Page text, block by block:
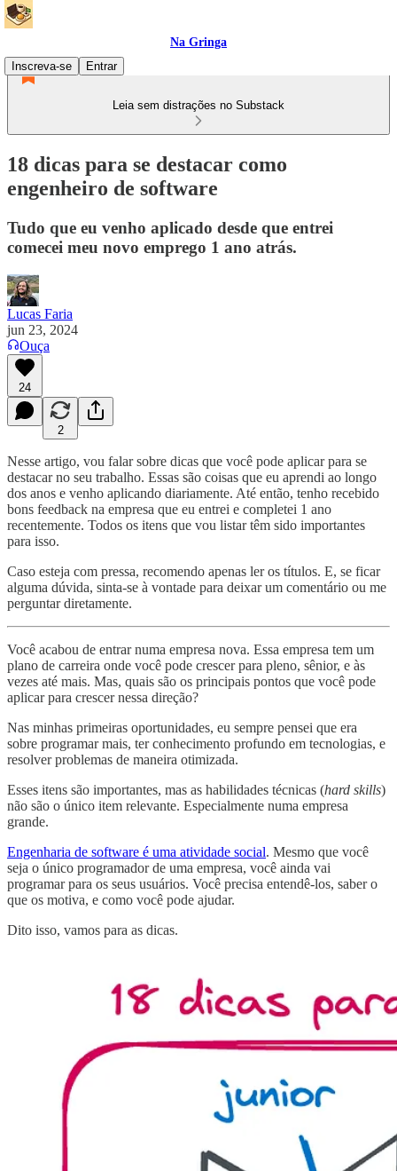
Na Gringa
Inscreva-se
Entrar
Leia sem distrações no Substack
18 dicas para se destacar como
engenheiro de software
Tudo que eu venho aplicado desde que entrei
comecei meu novo emprego 1 ano atrás.
Lucas Faria
jun 23, 2024
Ouça
24
2
Nesse artigo, vou falar sobre dicas que você pode aplicar para se
destacar no seu trabalho. Essas são coisas que eu aprendi ao longo
dos anos e venho aplicando diariamente. Até então, tenho recebido
bons feedback na empresa que eu entrei e completei 1 ano
recentemente. Todos os itens que vou listar têm sido importantes
para isso.
Caso esteja com pressa, recomendo apenas ler os títulos. E, se ficar
alguma dúvida, sinta-se à vontade para deixar um comentário ou me
perguntar diretamente.
Você acabou de entrar numa empresa nova. Essa empresa tem um
plano de carreira onde você pode crescer para pleno, sênior, e às
vezes até mais. Mas, quais são os principais pontos que você pode
aplicar para crescer nessa direção?
Nas minhas primeiras oportunidades, eu sempre pensei que era
sobre programar mais, ter conhecimento profundo em tecnologias, e
resolver problemas de maneira otimizada.
Esses itens são importantes, mas as habilidades técnicas (hard skills)
não são o único item relevante. Especialmente numa empresa
grande.
Engenharia de software é uma atividade social. Mesmo que você
seja o único programador de uma empresa, você ainda vai
programar para os seus usuários. Você precisa entendê-los, saber o
que os motiva, e como você pode ajudar.
Dito isso, vamos para as dicas.